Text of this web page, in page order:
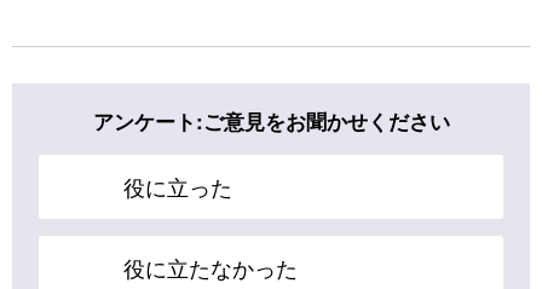
アンケート:ご意見をお聞かせください
役に立った
役に立たなかった